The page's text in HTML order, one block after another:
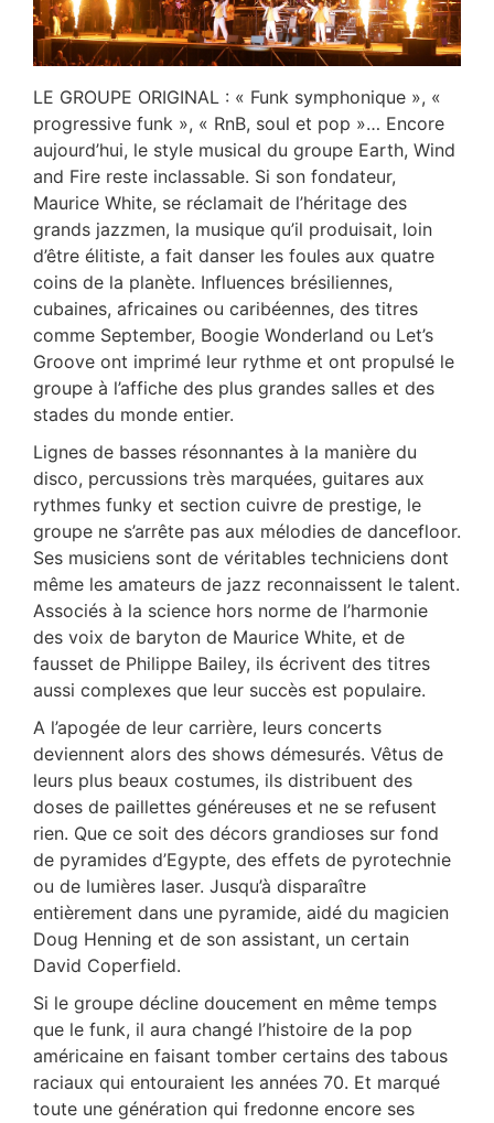
LE GROUPE ORIGINAL : « Funk symphonique », «
progressive funk », « RnB, soul et pop »… Encore
aujourd’hui, le style musical du groupe Earth, Wind
and Fire reste inclassable. Si son fondateur,
Maurice White, se réclamait de l’héritage des
grands jazzmen, la musique qu’il produisait, loin
d’être élitiste, a fait danser les foules aux quatre
coins de la planète. Influences brésiliennes,
cubaines, africaines ou caribéennes, des titres
comme September, Boogie Wonderland ou Let’s
Groove ont imprimé leur rythme et ont propulsé le
groupe à l’affiche des plus grandes salles et des
stades du monde entier.
Lignes de basses résonnantes à la manière du
disco, percussions très marquées, guitares aux
rythmes funky et section cuivre de prestige, le
groupe ne s’arrête pas aux mélodies de dancefloor.
Ses musiciens sont de véritables techniciens dont
même les amateurs de jazz reconnaissent le talent.
Associés à la science hors norme de l’harmonie
des voix de baryton de Maurice White, et de
fausset de Philippe Bailey, ils écrivent des titres
aussi complexes que leur succès est populaire.
A l’apogée de leur carrière, leurs concerts
deviennent alors des shows démesurés. Vêtus de
leurs plus beaux costumes, ils distribuent des
doses de paillettes généreuses et ne se refusent
rien. Que ce soit des décors grandioses sur fond
de pyramides d’Egypte, des effets de pyrotechnie
ou de lumières laser. Jusqu’à disparaître
entièrement dans une pyramide, aidé du magicien
Doug Henning et de son assistant, un certain
David Coperfield.
Si le groupe décline doucement en même temps
que le funk, il aura changé l’histoire de la pop
américaine en faisant tomber certains des tabous
raciaux qui entouraient les années 70. Et marqué
toute une génération qui fredonne encore ses